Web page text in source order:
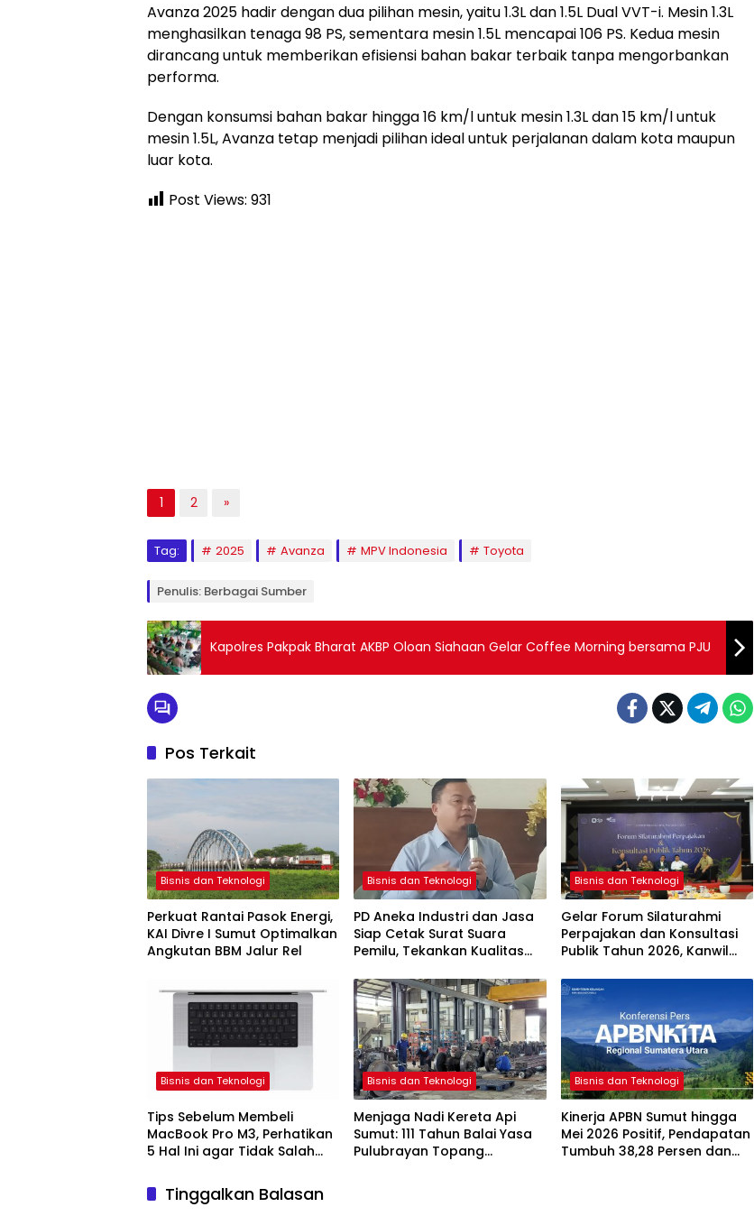
Avanza 2025 hadir dengan dua pilihan mesin, yaitu 1.3L dan 1.5L Dual VVT-i. Mesin 1.3L
menghasilkan tenaga 98 PS, sementara mesin 1.5L mencapai 106 PS. Kedua mesin
dirancang untuk memberikan efisiensi bahan bakar terbaik tanpa mengorbankan
performa.
Dengan konsumsi bahan bakar hingga 16 km/l untuk mesin 1.3L dan 15 km/l untuk
mesin 1.5L, Avanza tetap menjadi pilihan ideal untuk perjalanan dalam kota maupun
luar kota.
Post Views: 931
1 2 »
Tag: 2025 Avanza MPV Indonesia Toyota
Penulis: Berbagai Sumber
Kapolres Pakpak Bharat AKBP Oloan Siahaan Gelar Coffee Morning bersama PJU
Pos Terkait
Bisnis dan Teknologi
Perkuat Rantai Pasok Energi,
KAI Divre I Sumut Optimalkan
Angkutan BBM Jalur Rel
Bisnis dan Teknologi
PD Aneka Industri dan Jasa
Siap Cetak Surat Suara
Pemilu, Tekankan Kualitas
Bisnis dan Teknologi
Gelar Forum Silaturahmi
Perpajakan dan Konsultasi
Publik Tahun 2026, Kanwil
dengan Pemangku
Kepentingan
Bisnis dan Teknologi
Tips Sebelum Membeli
MacBook Pro M3, Perhatikan
5 Hal Ini agar Tidak Salah
Bisnis dan Teknologi
Menjaga Nadi Kereta Api
Sumut: 111 Tahun Balai Yasa
Pulubrayan Topang
Bisnis dan Teknologi
Kinerja APBN Sumut hingga
Mei 2026 Positif, Pendapatan
Tumbuh 38,28 Persen dan
Tinggalkan Balasan